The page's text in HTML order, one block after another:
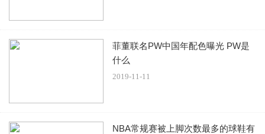
大限度的与空气隔离，防止较长一段时间内空气对鞋不断的
氧化。例如nike的可见气垫如max air或者乔丹11代、16代的
外底在几年时间内就会慢慢变黄，用收缩膜来保持原有的颜
菲董联名PW中国年配色曝光 PW是
什么
2019-11-11
NBA常规赛被上脚次数最多的球鞋有